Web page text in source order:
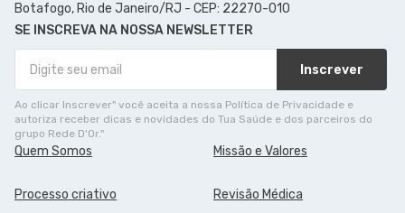
Botafogo, Rio de Janeiro/RJ - CEP: 22270-010
SE INSCREVA NA NOSSA NEWSLETTER
Inscrever
Ao clicar Inscrever" você aceita a nossa Política de Privacidade e
autoriza receber dicas e novidades do Tua Saúde e dos parceiros do
grupo Rede D'Or."
Quem Somos Missão e Valores
Processo criativo Revisão Médica